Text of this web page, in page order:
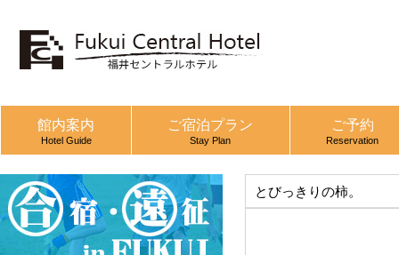
館内案内
Hotel Guide
ご宿泊プラン
Stay Plan
ご予約
Reservation
とびっきりの柿。